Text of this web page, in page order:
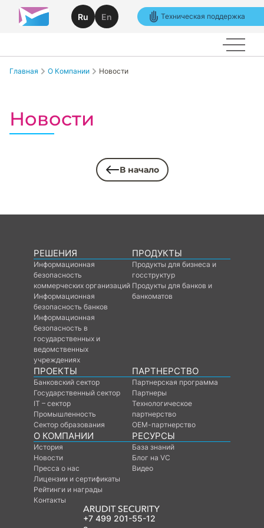
Ru En Техническая поддержка
Главная О Компании Новости
Новости
В начало
РЕШЕНИЯ
Информационная
безопасность
коммерческих организаций
Информационная
безопасность банков
Информационная
безопасность в
государственных и
ведомственных
учреждениях
ПРОДУКТЫ
Продукты для бизнеса и
госструктур
Продукты для банков и
банкоматов
ПРОЕКТЫ
Банковский сектор
Государственный сектор
IT – сектор
Промышленность
Сектор образования
ПАРТНЕРСТВО
Партнерская программа
Партнеры
Технологическое
партнерство
ОЕМ-партнерство
О КОМПАНИИ
История
Новости
Пресса о нас
Лицензии и сертификаты
Рейтинги и награды
Контакты
РЕСУРСЫ
База знаний
Блог на VC
Видео
+7 499 201-55-12